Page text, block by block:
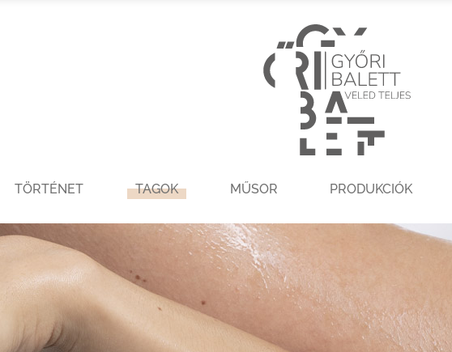
TÖRTÉNET TAGOK MŰSOR PRODUKCIÓK